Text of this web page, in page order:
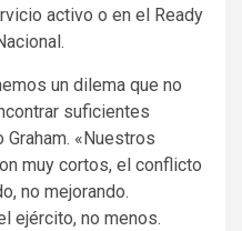
activo o en el Ready
un dilema que no
suficientes
«Nuestros
muy cortos, el conflicto
no mejorando.
ejército, no menos.